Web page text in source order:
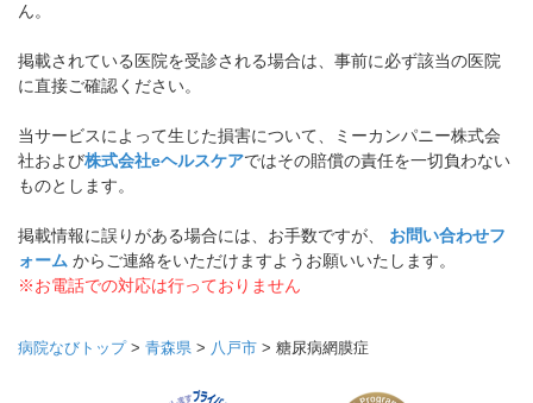
ん。
掲載されている医院を受診される場合は、事前に必ず該当の医院
に直接ご確認ください。
当サービスによって生じた損害について、ミーカンパニー株式会
社および株式会社eヘルスケアではその賠償の責任を一切負わない
ものとします。
掲載情報に誤りがある場合には、お手数ですが、 お問い合わせフ
ォーム からご連絡をいただけますようお願いいたします。
※お電話での対応は行っておりません
病院なびトップ> 青森県 > 八戸市 > 糖尿病網膜症